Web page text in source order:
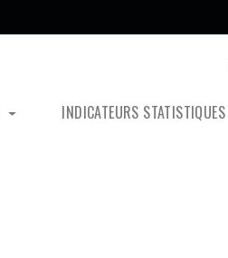
INDICATEURS STATISTIQUES